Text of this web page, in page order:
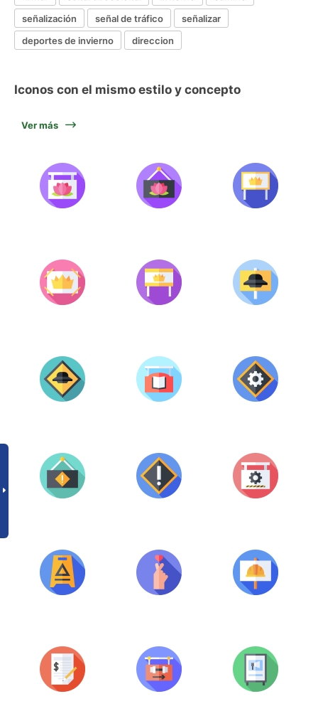
señalización
señal de tráfico
señalizar
deportes de invierno
direccion
Iconos con el mismo estilo y concepto
Ver más